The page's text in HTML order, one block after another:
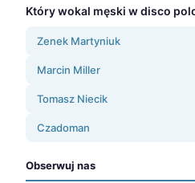
Który wokal męski w disco
Zenek Martyniuk
Marcin Miller
Tomasz Niecik
Czadoman
Obserwuj nas